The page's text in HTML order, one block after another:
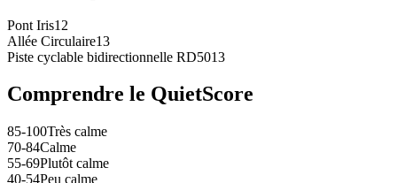
Pont Iris12
Allée Circulaire13
Piste cyclable bidirectionnelle RD5013
Comprendre le QuietScore
85-100Très calme
70-84Calme
55-69Plutôt calme
40-54Peu calme